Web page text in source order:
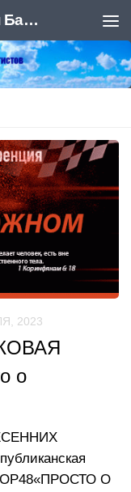
Союз Евангельских Христиан Баптистов
2023
о
О